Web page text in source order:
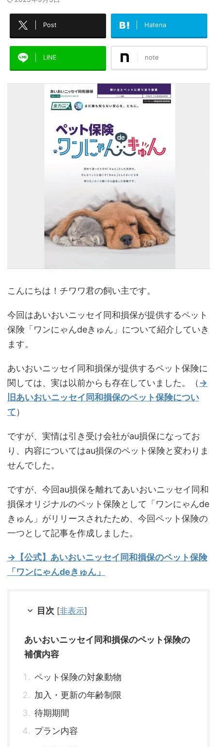
Post Hatena
LINE note
こんにちは！チワワ君の飼い主です。
今回はあいおいニッセイ同和損保が提供するペット
保険「ワンにゃんdeきゅん」について紹介していき
ます。
あいおいニッセイ同和損保が提供するペット保険に
関しては、実は以前からも存在していました。（ →
旧あいおいニッセイ同和損保のペット保険につい
て）
ですが、実情は引き受け会社がau損保になってお
り、内容についてはau損保のペット保険と変わりま
せんでした。
ですが、今回au損保を離れてあいおいニッセイ同和
損保オリジナルのペット保険として「ワンにゃんde
きゅん」がリリースされたため、今回ペット保険の
一つとして記事を作成しました。
→【公式】あいおいニッセイ同和損保のペット保険
「ワンにゃんdeきゅん」
目次 [非表示]
あいおいニッセイ同和損保のペット保険の
補償内容
ペット保険の対象動物
加入・更新の年齢制限
待期期間
プラン内容